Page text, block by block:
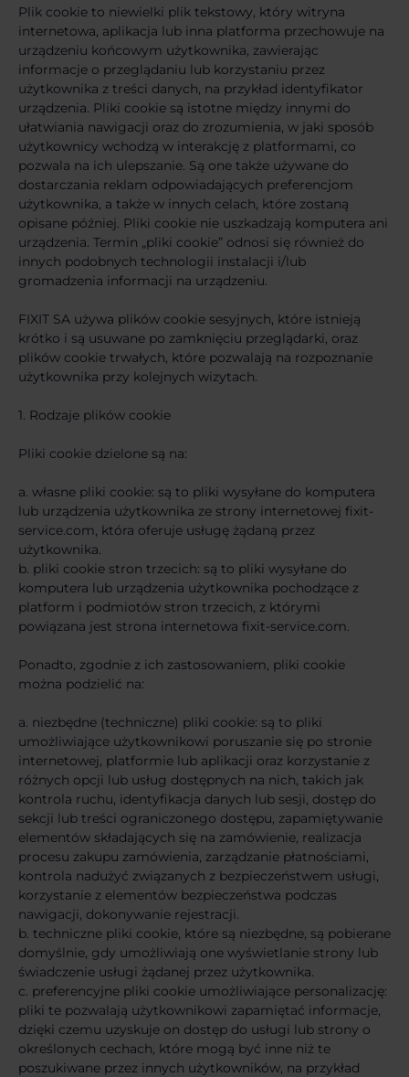
Plik cookie to niewielki plik tekstowy, który witryna
internetowa, aplikacja lub inna platforma przechowuje na
urządzeniu końcowym użytkownika, zawierając
informacje o przeglądaniu lub korzystaniu przez
użytkownika z treści danych, na przykład identyfikator
urządzenia. Pliki cookie są istotne między innymi do
ułatwiania nawigacji oraz do zrozumienia, w jaki sposób
użytkownicy wchodzą w interakcję z platformami, co
pozwala na ich ulepszanie. Są one także używane do
dostarczania reklam odpowiadających preferencjom
użytkownika, a także w innych celach, które zostaną
opisane później. Pliki cookie nie uszkadzają komputera ani
urządzenia. Termin „pliki cookie” odnosi się również do
innych podobnych technologii instalacji i/lub
gromadzenia informacji na urządzeniu.
FIXIT SA używa plików cookie sesyjnych, które istnieją
krótko i są usuwane po zamknięciu przeglądarki, oraz
plików cookie trwałych, które pozwalają na rozpoznanie
użytkownika przy kolejnych wizytach.
1. Rodzaje plików cookie
Pliki cookie dzielone są na:
a. własne pliki cookie: są to pliki wysyłane do komputera
lub urządzenia użytkownika ze strony internetowej fixit-
service.com, która oferuje usługę żądaną przez
użytkownika.
b. pliki cookie stron trzecich: są to pliki wysyłane do
komputera lub urządzenia użytkownika pochodzące z
platform i podmiotów stron trzecich, z którymi
powiązana jest strona internetowa fixit-service.com.
Ponadto, zgodnie z ich zastosowaniem, pliki cookie
można podzielić na:
a. niezbędne (techniczne) pliki cookie: są to pliki
umożliwiające użytkownikowi poruszanie się po stronie
internetowej, platformie lub aplikacji oraz korzystanie z
różnych opcji lub usług dostępnych na nich, takich jak
kontrola ruchu, identyfikacja danych lub sesji, dostęp do
sekcji lub treści ograniczonego dostępu, zapamiętywanie
elementów składających się na zamówienie, realizacja
procesu zakupu zamówienia, zarządzanie płatnościami,
kontrola nadużyć związanych z bezpieczeństwem usługi,
korzystanie z elementów bezpieczeństwa podczas
nawigacji, dokonywanie rejestracji.
b. techniczne pliki cookie, które są niezbędne, są pobierane
domyślnie, gdy umożliwiają one wyświetlanie strony lub
świadczenie usługi żądanej przez użytkownika.
c. preferencyjne pliki cookie umożliwiające personalizację:
pliki te pozwalają użytkownikowi zapamiętać informacje,
dzięki czemu uzyskuje on dostęp do usługi lub strony o
określonych cechach, które mogą być inne niż te
poszukiwane przez innych użytkowników, na przykład